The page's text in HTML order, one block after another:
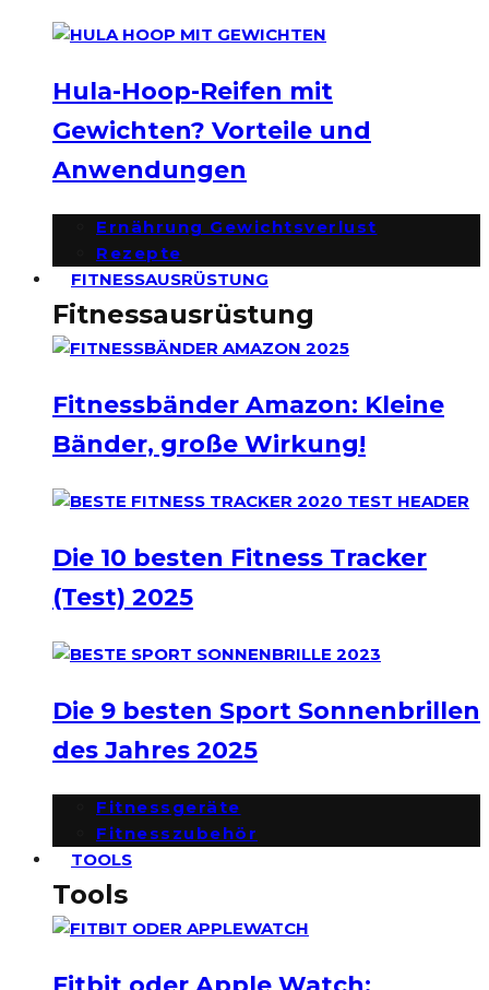
Hula-Hoop-Reifen mit
Gewichten? Vorteile und
Anwendungen
Ernährung Gewichtsverlust
Rezepte
FITNESSAUSRÜSTUNG
Fitnessausrüstung
Fitnessbänder Amazon: Kleine
Bänder, große Wirkung!
Die 10 besten Fitness Tracker
(Test) 2025
Die 9 besten Sport Sonnenbrillen
des Jahres 2025
Fitnessgeräte
Fitnesszubehör
TOOLS
Tools